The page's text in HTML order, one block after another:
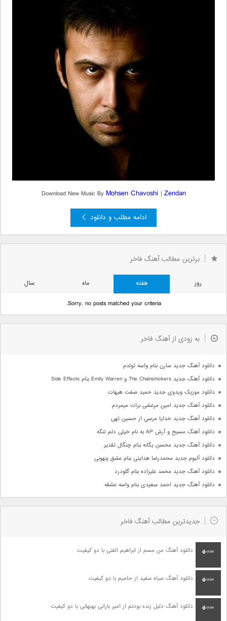
Download New Music By Mohsen Chavoshi | Zendan
ادامه مطلب و دانلود
برترین مطالب آهنگ فاخر
روز هفته ماه
سال
Sorry, no posts matched your criteria.
به زودی از آهنگ فاخر
دانلود آهنگ جدید سارن بنام واسه تولدم
دانلود آهنگ جدید The Chainsmokers و Emily Warren بنام Side Effects
دانلود موزیک ویدوی جدید حمید صفت هیهات
دانلود آهنگ جدید امین مرعشی برات میمردم
دانلود آهنگ جدید خدایا مرسی از حسین تهی
دانلود آهنگ مسیح و آرش AP به نام خیلی دلم تنگه
دانلود آهنگ جدید محسن یگانه بنام چنگال تقدیر
دانلود آلبوم جدید محمدرضا هدایتی بنام عشق پنهونی
دانلود آهنگ جدید محمد علیزاده بنام گلودرد
دانلود آهنگ جدید احمد سعیدی بنام واسه عشقه
جدیدترین مطالب آهنگ فاخر
دانلود آهنگ من مسم از ابراهیم الفتی با دو کیفیت
دانلود آهنگ سیاه سفید از حامیم با دو کیفیت
دانلود آهنگ دلیل زنده بودنم از امیر بارانی بهبهانی با دو کیفیت